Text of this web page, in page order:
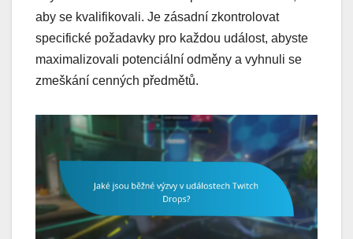
aby se kvalifikovali. Je zásadní zkontrolovat
specifické požadavky pro každou událost, abyste
maximalizovali potenciální odměny a vyhnuli se
zmeškání cenných předmětů.